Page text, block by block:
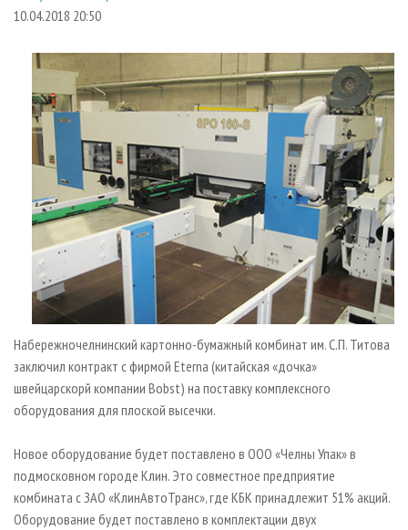
СУШКА ДРЕВЕСИНЫ
ДЕРЕВЯННОЕ ДОМОСТРОЕНИЕ
ПРОИЗВОДСТВО МЕБЕЛИ
БИОЭНЕРГЕТИКА
ЦБП
ИНСТРУМЕНТ И МАТЕРИАЛЫ
ПЕРСОНЫ
ОФИЦИАЛЬНЫЕ ДЕЛЕГАЦИИ
ПРИОРИТЕТНЫЕ ИНВЕСТПРОЕКТЫ
RUSSIAN FORESTRY REVIEW
ГАЗЕТА ЛЕСПРОМФОРУМ
БИБЛИОТЕКА СПЕЦИАЛИСТА
КОНТАКТЫ
РЕКЛАМА
10.04.2018 20:50
Набережночелнинский картонно-бумажный комбинат им. С.П. Титова
заключил контракт с фирмой Eterna (китайская «дочка»
швейцарскорй компании Bobst) на поставку комплексного
оборудования для плоской высечки.
Новое оборудование будет поставлено в ООО «Челны Упак» в
подмосковном городе Клин. Это совместное предприятие
комбината с ЗАО «КлинАвтоТранс», где КБК принадлежит 51% акций.
Оборудование будет поставлено в комплектации двух